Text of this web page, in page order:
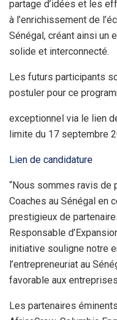
partage d’idées et les
à l’enrichissement de
Sénégal, créant ainsi un
solide et interconnecté.
Les futurs participants
postuler pour ce
exceptionnel via le lien
limite du 17 septembre
Lien de candidature
“Nous sommes ravis de
Coaches au Sénégal en
prestigieux de
Responsable
initiative souligne notre
l’entrepreneuriat au
favorable aux
Les partenaires